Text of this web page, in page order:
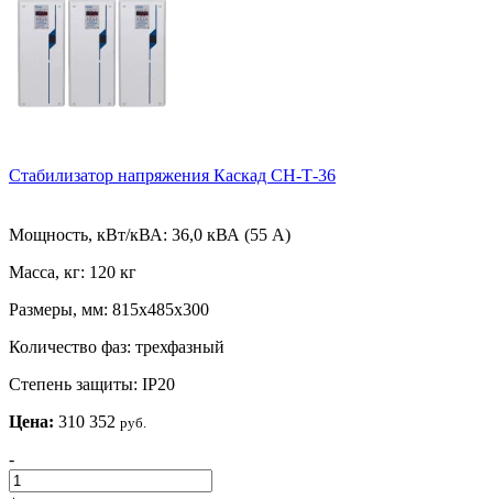
Стабилизатор напряжения Каскад СН-Т-36
Мощность, кВт/кВА: 36,0 кВА (55 А)
Масса, кг: 120 кг
Размеры, мм: 815х485х300
Количество фаз: трехфазный
Степень защиты: IP20
Цена: 310 352 руб.
-